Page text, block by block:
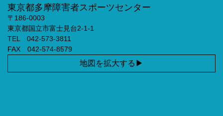
東京都多摩障害者スポーツセンター
〒186-0003
東京都国立市富士見台2-1-1
TEL 042-573-3811
FAX 042-574-8579
地図を拡大する